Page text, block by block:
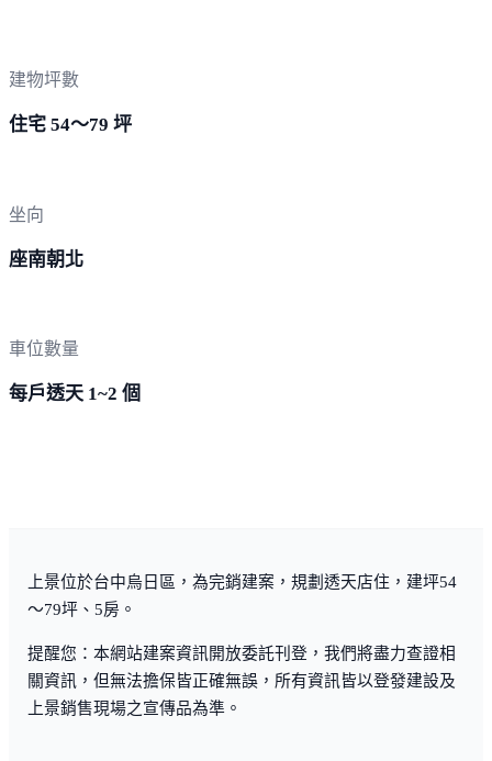
建物坪數
住宅 54～79 坪
坐向
座南朝北
車位數量
每戶透天 1~2 個
上景位於台中烏日區，為完銷建案，規劃透天店住，建坪54
～79坪、5房。
提醒您：本網站建案資訊開放委託刊登，我們將盡力查證相
關資訊，但無法擔保皆正確無誤，所有資訊皆以登發建設及
上景銷售現場之宣傳品為準。